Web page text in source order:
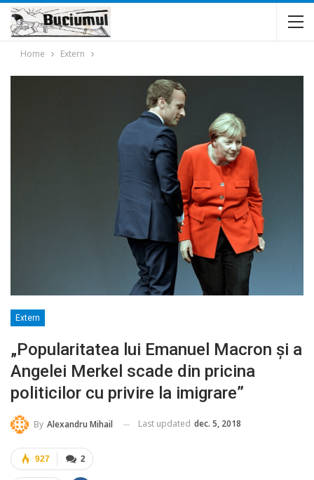
Home Extern
Extern
„Popularitatea lui Emanuel Macron și a
Angelei Merkel scade din pricina
politicilor cu privire la imigrare”
By Alexandru Mihail Last updated dec. 5, 2018
2
927